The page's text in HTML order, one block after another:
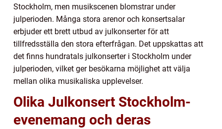
Stockholm, men musikscenen blomstrar under
julperioden. Många stora arenor och konsertsalar
erbjuder ett brett utbud av julkonserter för att
tillfredsställa den stora efterfrågan. Det uppskattas att
det finns hundratals julkonserter i Stockholm under
julperioden, vilket ger besökarna möjlighet att välja
mellan olika musikaliska upplevelser.
Olika Julkonsert Stockholm-
evenemang och deras